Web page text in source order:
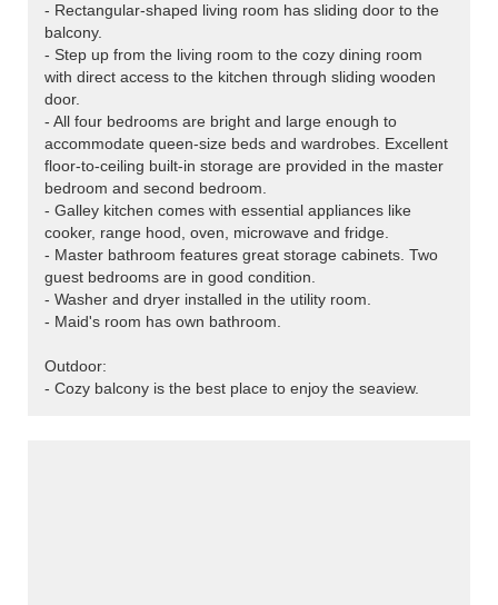
- Rectangular-shaped living room has sliding door to the
balcony.
- Step up from the living room to the cozy dining room
with direct access to the kitchen through sliding wooden
door.
- All four bedrooms are bright and large enough to
accommodate queen-size beds and wardrobes. Excellent
floor-to-ceiling built-in storage are provided in the master
bedroom and second bedroom.
- Galley kitchen comes with essential appliances like
cooker, range hood, oven, microwave and fridge.
- Master bathroom features great storage cabinets. Two
guest bedrooms are in good condition.
- Washer and dryer installed in the utility room.
- Maid's room has own bathroom.
Outdoor:
- Cozy balcony is the best place to enjoy the seaview.